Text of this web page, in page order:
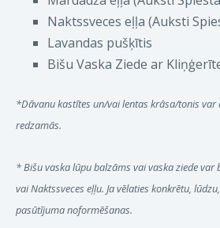
Naktssveces eļļa (Auksti
Lavandas pušķītis
Bišu Vaska Ziede ar
*Dāvanu kastītes un/vai lentas krāsa/tonis var
redzamās.
* Bišu vaska lūpu balzāms vai vaska ziede var
vai Naktssveces eļļu. Ja vēlaties konkrētu,
pasūtījuma noformēšanas.